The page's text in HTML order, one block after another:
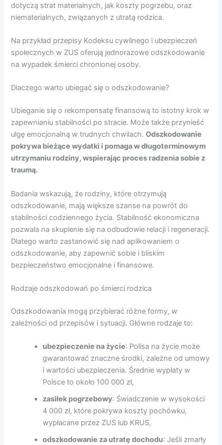
dotyczą strat materialnych, jak koszty pogrzebu, oraz
niematerialnych, związanych z utratą rodzica.
Na przykład przepisy Kodeksu cywilnego i ubezpieczeń
społecznych w ZUS oferują jednorazowe odszkodowanie
na wypadek śmierci chronionej osoby.
Dlaczego warto ubiegać się o odszkodowanie?
Ubieganie się o rekompensatę finansową to istotny krok w
zapewnianiu stabilności po stracie. Może także przynieść
ulgę emocjonalną w trudnych chwilach.Odszkodowanie
pokrywa bieżące wydatki i pomaga w długoterminowym
utrzymaniu rodziny, wspierając proces radzenia sobie z
traumą.
Badania wskazują, że rodziny, które otrzymują
odszkodowanie, mają większe szanse na powrót do
stabilności codziennego życia. Stabilność ekonomiczna
pozwala na skupienie się na odbudowie relacji i regeneracji.
Dlatego warto zastanowić się nad aplikowaniem o
odszkodowanie, aby zapewnić sobie i bliskim
bezpieczeństwo emocjonalne i finansowe.
Rodzaje odszkodowań po śmierci rodzica
Odszkodowania mogą przybierać różne formy, w
zależności od przepisów i sytuacji. Główne rodzaje to:
ubezpieczenie na życie: Polisa na życie może
gwarantować znaczne środki, zależne od umowy
i wartości ubezpieczenia. Średnie wypłaty w
Polsce to około 100 000 zł,
zasiłek pogrzebowy: Świadczenie w wysokości
4 000 zł, które pokrywa koszty pochówku,
wypłacane przez ZUS lub KRUS,
odszkodowanie za utratę dochodu: Jeśli zmarły